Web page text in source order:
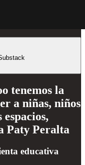
tenemos la
a niñas, niños
espacios,
Paty Peralta
educativa